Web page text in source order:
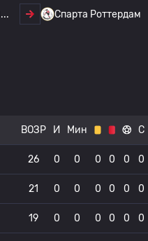
Спарта Роттердам
ВОЗР И Мин С
26 0 0 0 0 0 0
21 0 0 0 0 0 0
19 0 0 0 0 0 0